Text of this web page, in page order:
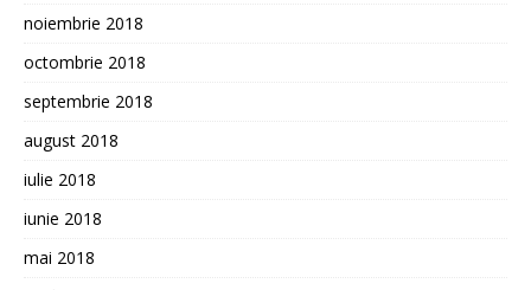
noiembrie 2018
octombrie 2018
septembrie 2018
august 2018
iulie 2018
iunie 2018
mai 2018